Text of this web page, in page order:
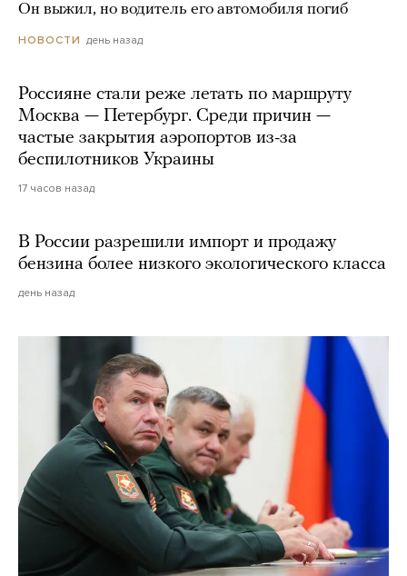
Он выжил, но водитель его автомобиля погиб
НОВОСТИ день назад
Россияне стали реже летать по маршруту
Москва — Петербург. Среди причин —
частые закрытия аэропортов из-за
беспилотников Украины
17 часов назад
В России разрешили импорт и продажу
бензина более низкого экологического класса
день назад